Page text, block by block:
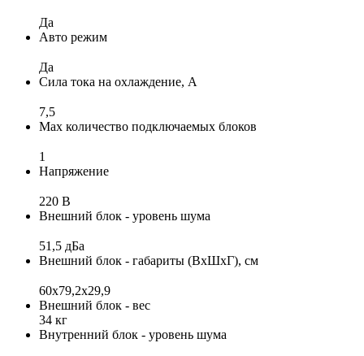
Да
Авто режим
Да
Сила тока на охлаждение, А
7,5
Max количество подключаемых блоков
1
Напряжение
220 В
Внешний блок - уровень шума
51,5 дБа
Внешний блок - габариты (ВхШхГ), см
60x79,2x29,9
Внешний блок - вес
34 кг
Внутренний блок - уровень шума